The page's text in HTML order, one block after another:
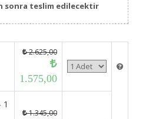
sonra teslim edilecektir
2.625,00
1.575,00
1
1.345,00